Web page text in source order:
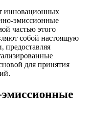
инновационных
эмиссионные
частью этого
собой настоящую
предоставляя
для принятия